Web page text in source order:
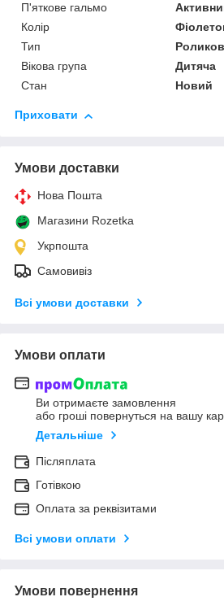
П'яткове гальмо
Колір
Тип
Вікова група
Дитяча
Стан
Новий
Приховати
Умови доставки
Нова Пошта
Магазини Rozetka
Укрпошта
Самовивіз
Всі умови доставки
Умови оплати
Ви отримаєте замовлення
або гроші повернуться на вашу
Детальніше
Післяплата
Готівкою
Оплата за реквізитами
Всі умови оплати
Умови повернення